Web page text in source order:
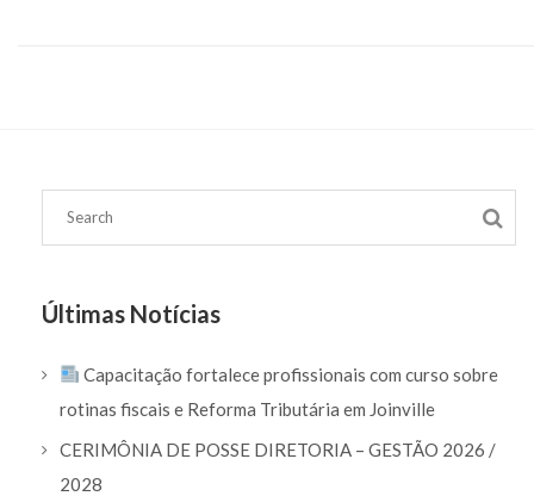
Últimas Notícias
Capacitação fortalece profissionais com curso sobre
rotinas fiscais e Reforma Tributária em Joinville
CERIMÔNIA DE POSSE DIRETORIA – GESTÃO 2026 /
2028